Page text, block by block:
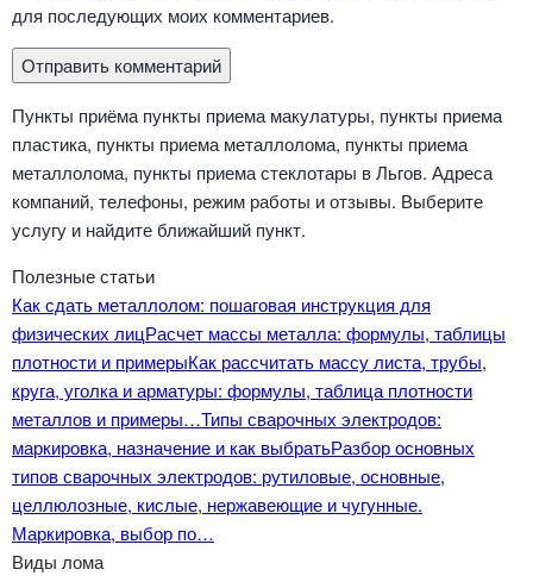
для последующих моих комментариев.
Пункты приёма пункты приема макулатуры, пункты приема
пластика, пункты приема металлолома, пункты приема
металлолома, пункты приема стеклотары в Льгов. Адреса
компаний, телефоны, режим работы и отзывы. Выберите
услугу и найдите ближайший пункт.
Полезные статьи
Как сдать металлолом: пошаговая инструкция для
физических лицРасчет массы металла: формулы, таблицы
плотности и примерыКак рассчитать массу листа, трубы,
круга, уголка и арматуры: формулы, таблица плотности
металлов и примеры…Типы сварочных электродов:
маркировка, назначение и как выбратьРазбор основных
типов сварочных электродов: рутиловые, основные,
целлюлозные, кислые, нержавеющие и чугунные.
Маркировка, выбор по…
Виды лома